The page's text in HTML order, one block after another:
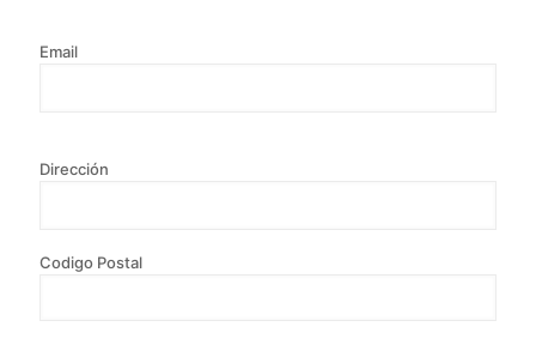
Email
Dirección
Codigo Postal